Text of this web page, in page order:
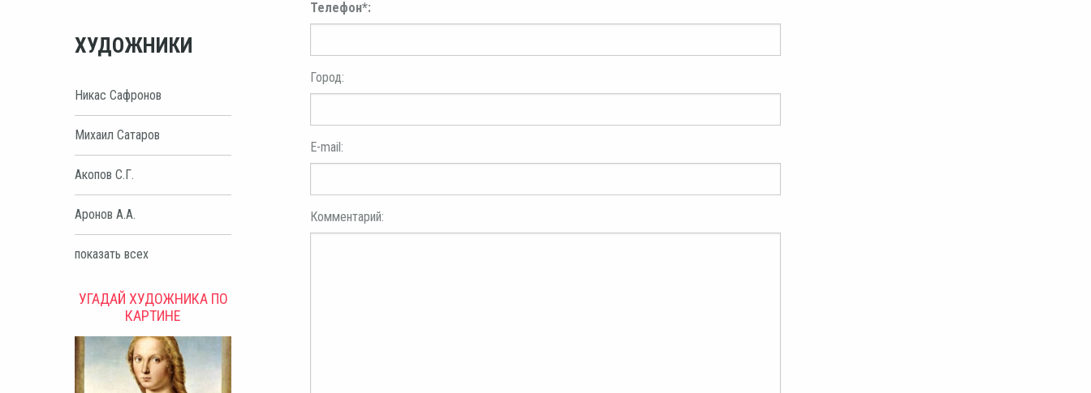
ХУДОЖНИКИ
Никас Сафронов
Михаил Сатаров
Акопов С.Г.
Аронов А.А.
показать всех
УГАДАЙ ХУДОЖНИКА ПО
КАРТИНЕ
Телефон*:
Город:
E-mail:
Комментарий: